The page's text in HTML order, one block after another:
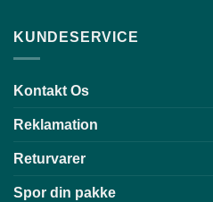
KUNDESERVICE
Kontakt Os
Reklamation
Returvarer
Spor din pakke